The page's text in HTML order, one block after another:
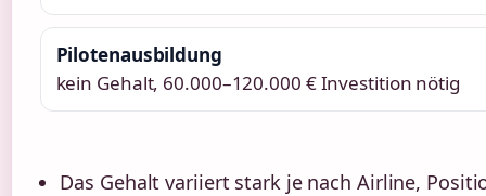
Pilotenausbildung
kein Gehalt, 60.000–120.000 € Investition nötig
Das Gehalt variiert stark je nach Airline,